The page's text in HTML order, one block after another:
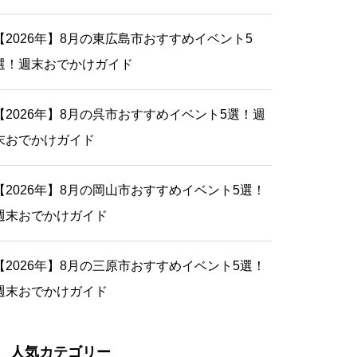
【2026年】8月の東広島市おすすめイベント5
！週末おでかけガイド
【2026年】8月の呉市おすすめイベント5選！週
おでかけガイド
【2026年】8月の岡山市おすすめイベント5選！
末おでかけガイド
【2026年】8月の三原市おすすめイベント5選！
末おでかけガイド
人気カテゴリー